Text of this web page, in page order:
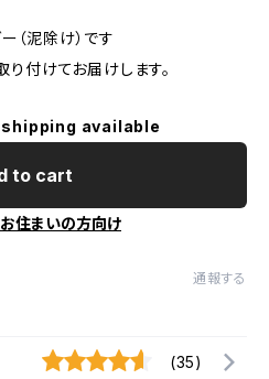
泥除け）です
付けてお届けします。
available
to cart
住まいの方向け
通報する
(35)